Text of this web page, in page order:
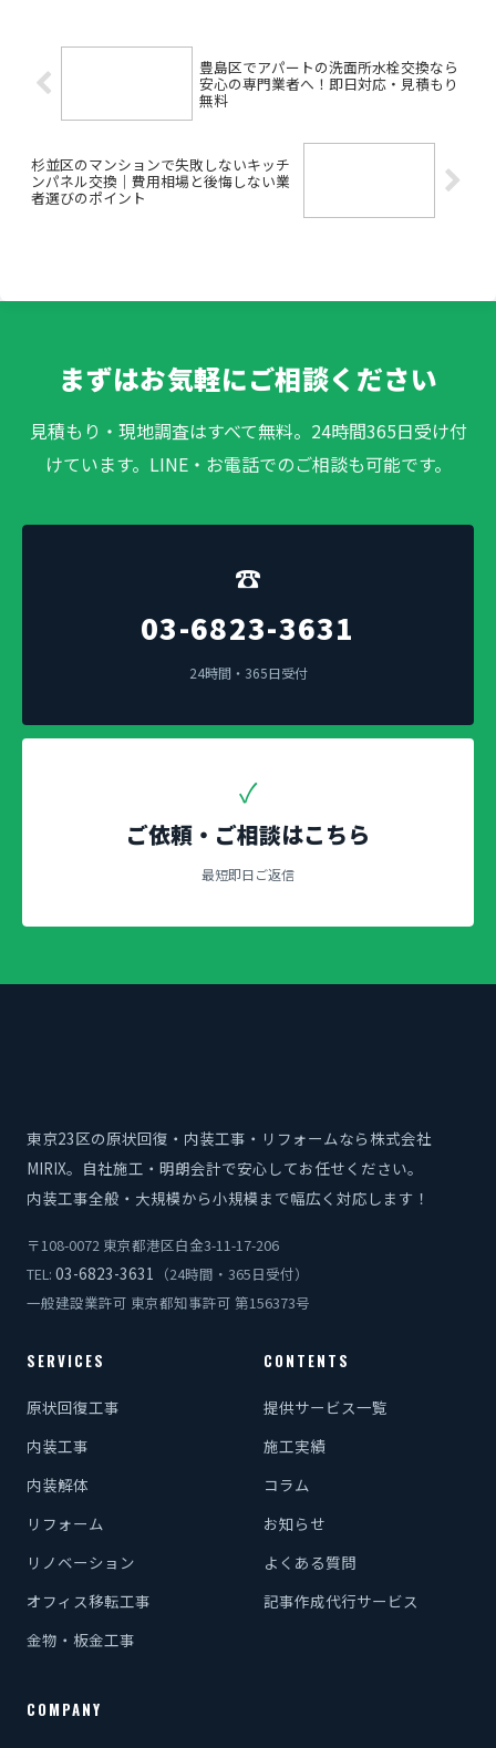
豊島区でアパートの洗面所水栓交換なら
安心の専門業者へ！即日対応・見積もり
無料
杉並区のマンションで失敗しないキッチ
ンパネル交換｜費用相場と後悔しない業
者選びのポイント
まずはお気軽にご相談ください
見積もり・現地調査はすべて無料。24時間365日受け付
けています。LINE・お電話でのご相談も可能です。
☎
03-6823-3631
24時間・365日受付
✓
ご依頼・ご相談はこちら
最短即日ご返信
東京23区の原状回復・内装工事・リフォームなら株式会社
MIRIX。自社施工・明朗会計で安心してお任せください。
内装工事全般・大規模から小規模まで幅広く対応します！
〒108-0072 東京都港区白金3-11-17-206
TEL: 03-6823-3631
（24時間・365日受付）
一般建設業許可 東京都知事許可 第156373号
SERVICES
原状回復工事
内装工事
内装解体
リフォーム
リノベーション
オフィス移転工事
金物・板金工事
CONTENTS
提供サービス一覧
施工実績
コラム
お知らせ
よくある質問
記事作成代行サービス
COMPANY